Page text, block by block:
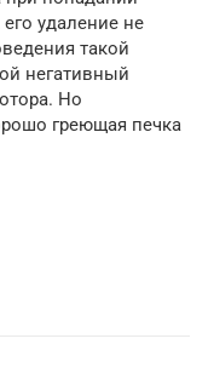
удаление не
такой
негативный
Но
греющая печка